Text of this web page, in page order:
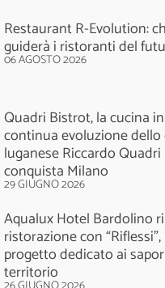
Restaurant R-Evolution:
guiderà i ristoranti del
06 AGOSTO 2026
Quadri Bistrot, la cucina in
continua evoluzione dello
luganese Riccardo Quadri
conquista Milano
29 GIUGNO 2026
Aqualux Hotel Bardolino
ristorazione con
progetto dedicato ai
territorio